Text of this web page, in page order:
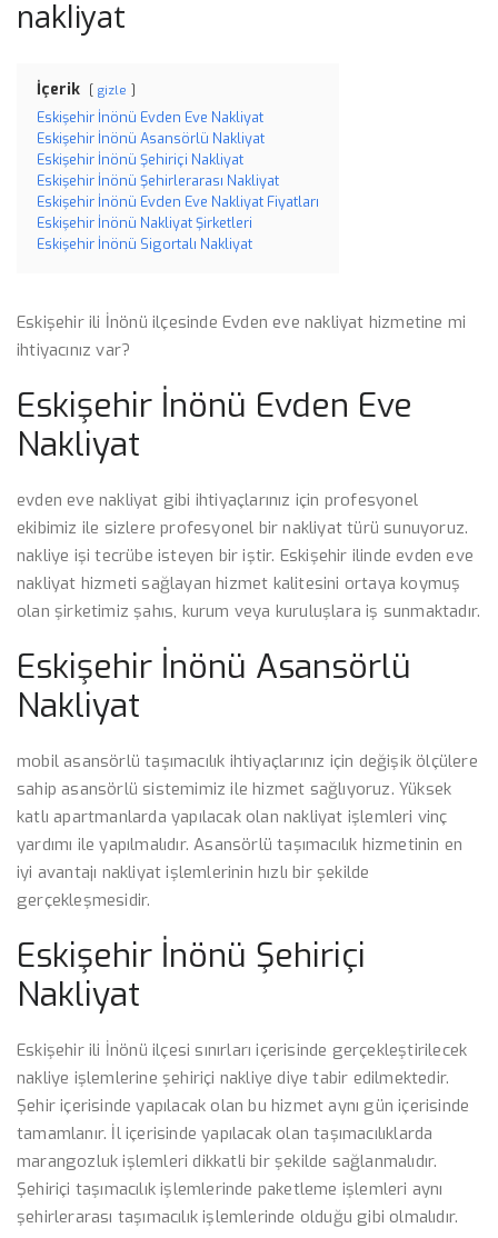
nakliyat
İçerik gizle
Eskişehir İnönü Evden Eve Nakliyat
Eskişehir İnönü Asansörlü Nakliyat
Eskişehir İnönü Şehiriçi Nakliyat
Eskişehir İnönü Şehirlerarası Nakliyat
Eskişehir İnönü Evden Eve Nakliyat Fiyatları
Eskişehir İnönü Nakliyat Şirketleri
Eskişehir İnönü Sigortalı Nakliyat
Eskişehir ili İnönü ilçesinde Evden eve nakliyat hizmetine mi
ihtiyacınız var?
Eskişehir İnönü Evden Eve
Nakliyat
evden eve nakliyat gibi ihtiyaçlarınız için profesyonel
ekibimiz ile sizlere profesyonel bir nakliyat türü sunuyoruz.
nakliye işi tecrübe isteyen bir iştir. Eskişehir ilinde evden eve
nakliyat hizmeti sağlayan hizmet kalitesini ortaya koymuş
olan şirketimiz şahıs, kurum veya kuruluşlara iş sunmaktadır.
Eskişehir İnönü Asansörlü
Nakliyat
mobil asansörlü taşımacılık ihtiyaçlarınız için değişik ölçülere
sahip asansörlü sistemimiz ile hizmet sağlıyoruz. Yüksek
katlı apartmanlarda yapılacak olan nakliyat işlemleri vinç
yardımı ile yapılmalıdır. Asansörlü taşımacılık hizmetinin en
iyi avantajı nakliyat işlemlerinin hızlı bir şekilde
gerçekleşmesidir.
Eskişehir İnönü Şehiriçi
Nakliyat
Eskişehir ili İnönü ilçesi sınırları içerisinde gerçekleştirilecek
nakliye işlemlerine şehiriçi nakliye diye tabir edilmektedir.
Şehir içerisinde yapılacak olan bu hizmet aynı gün içerisinde
tamamlanır. İl içerisinde yapılacak olan taşımacılıklarda
marangozluk işlemleri dikkatli bir şekilde sağlanmalıdır.
Şehiriçi taşımacılık işlemlerinde paketleme işlemleri aynı
şehirlerarası taşımacılık işlemlerinde olduğu gibi olmalıdır.